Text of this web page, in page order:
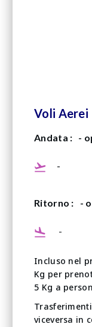
Voli Aerei
Andata : -
-
Ritorno : -
-
Incluso nel
Kg per
5 Kg a
viceversa in